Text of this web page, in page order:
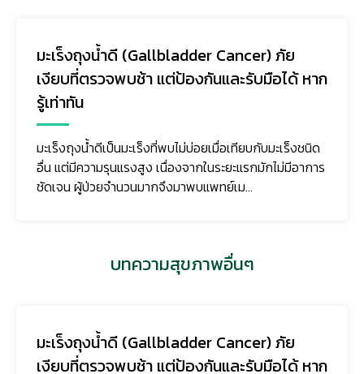
มะเร็งถุงน้ำดี (Gallbladder Cancer) ภัย
เงียบที่ตรวจพบช้า แต่ป้องกันและรับมือได้ หาก
รู้เท่าทัน
มะเร็งถุงน้ำดีเป็นมะเร็งที่พบไม่บ่อยเมื่อเทียบกับมะเร็งชนิด
อื่น แต่มีความรุนแรงสูง เนื่องจากในระยะแรกมักไม่มีอาการ
ชัดเจน ผู้ป่วยจำนวนมากจึงมาพบแพทย์เม...
บทความสุขภาพอื่นๆ
มะเร็งถุงน้ำดี (Gallbladder Cancer) ภัย
เงียบที่ตรวจพบช้า แต่ป้องกันและรับมือได้ หาก